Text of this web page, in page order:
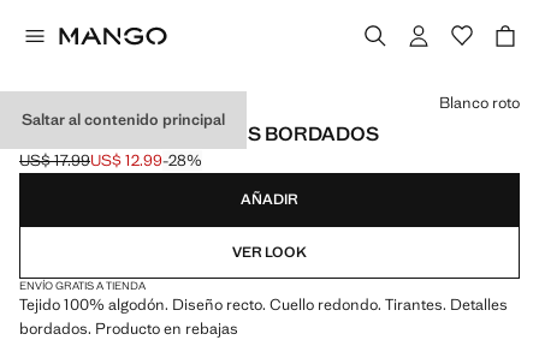
Saltar al contenido principal
TOP TIRANTES DETALLES BORDADOS
Precio inicial tachado [US$ 17.99 ]
US$ 17.99
Precio actual [US$ 12.99 ]
US$ 12.99-28%
Selecciona un color
Blanco roto
AÑADIR
VER LOOK
ENVÍO GRATIS A TIENDA
Tejido 100% algodón. Diseño recto. Cuello redondo. Tirantes. Detalles
bordados. Producto en rebajas